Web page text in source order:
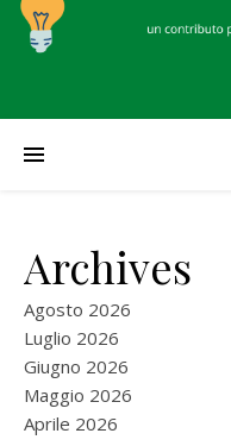
Archives
Agosto 2026
Luglio 2026
Giugno 2026
Maggio 2026
Aprile 2026